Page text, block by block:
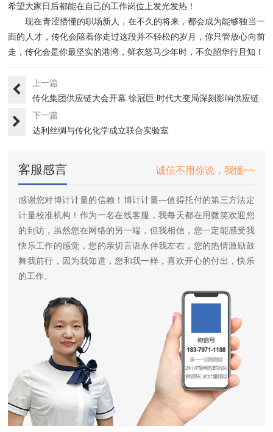
希望大家日后都能在自己的工作岗位上发光发热！
现在青涩懵懂的职场新人，在不久的将来，都会成为能够独当一
面的人才，传化会陪着你走过这段并不轻松的岁月，你只管放心向前
走，传化会是你最坚实的港湾，鲜衣怒马少年时，不负韶华行且知！
上一篇
传化集团供应链大会开幕 徐冠巨:时代大变局深刻影响供应链
下一篇
达利丝绸与传化化学成立联合实验室
客服感言 诚信不用你说，我懂~~
感谢您对博计计量的信赖！博计计量—值得托付的第三方法定
计量校准机构！作为一名在线客服，我每天都在用微笑欢迎您
的到访，虽然您在网络的另一端，但我相信，您一定能感受我
快乐工作的感觉，您的亲切言语永伴我左右，您的热情激励鼓
舞我前行，因为我知道，您和我一样，喜欢开心的付出，快乐
的工作。